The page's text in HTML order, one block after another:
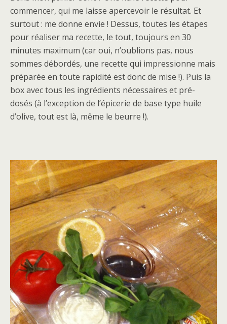
commencer, qui me laisse apercevoir le résultat. Et
surtout : me donne envie ! Dessus, toutes les étapes
pour réaliser ma recette, le tout, toujours en 30
minutes maximum (car oui, n’oublions pas, nous
sommes débordés, une recette qui impressionne mais
préparée en toute rapidité est donc de mise !). Puis la
box avec tous les ingrédients nécessaires et pré-
dosés (à l’exception de l’épicerie de base type huile
d’olive, tout est là, même le beurre !).